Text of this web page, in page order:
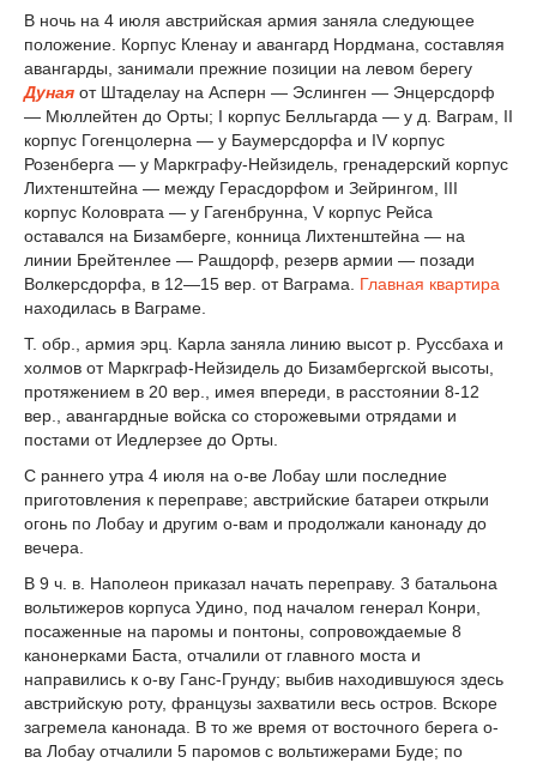
В ночь на 4 июля австрийская армия заняла следующее
положение. Корпус Кленау и авангард Нордмана, составляя
авангарды, занимали прежние позиции на левом берегу
Дуная от Штаделау на Асперн — Эслинген — Энцерсдорф
— Мюллейтен до Орты; I корпус Белльгарда — у д. Ваграм, II
корпус Гогенцолерна — у Баумерсдорфа и IV корпус
Розенберга — у Маркграфу-Нейзидель, гренадерский корпус
Лихтенштейна — между Герасдорфом и Зейрингом, III
корпус Коловрата — у Гагенбрунна, V корпус Рейса
оставался на Бизамберге, конница Лихтенштейна — на
линии Брейтенлее — Рашдорф, резерв армии — позади
Волкерсдорфа, в 12—15 вер. от Ваграма. Главная квартира
находилась в Ваграме.
Т. обр., армия эрц. Карла заняла линию высот р. Руссбаха и
холмов от Маркграф-Нейзидель до Бизамбергской высоты,
протяжением в 20 вер., имея впереди, в расстоянии 8-12
вер., авангардные войска со сторожевыми отрядами и
постами от Иедлерзее до Орты.
С раннего утра 4 июля на о-ве Лобау шли последние
приготовления к переправе; австрийские батареи открыли
огонь по Лобау и другим о-вам и продолжали канонаду до
вечера.
В 9 ч. в. Наполеон приказал начать переправу. 3 батальона
вольтижеров корпуса Удино, под началом генерал Конри,
посаженные на паромы и понтоны, сопровождаемые 8
канонерками Баста, отчалили от главного моста и
направились к о-ву Ганс-Грунду; выбив находившуюся здесь
австрийскую роту, французы захватили весь остров. Вскоре
загремела канонада. В то же время от восточного берега о-
ва Лобау отчалили 5 паромов с вольтижерами Буде; по